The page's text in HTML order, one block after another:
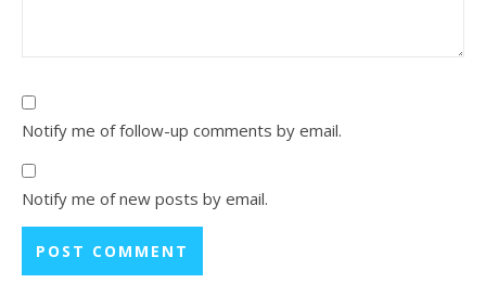
Notify me of follow-up comments by email.
Notify me of new posts by email.